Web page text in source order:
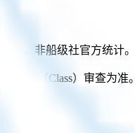
考，非船级社官方统计。
级社（Class）审查为准。